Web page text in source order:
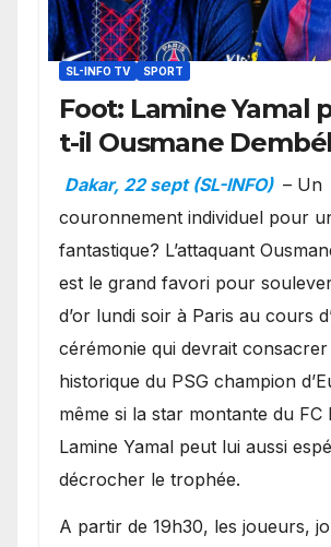
SL-INFO TV SPORT
Foot: Lamine Yamal
t-il Ousmane
Ballon d’or ?
Dakar, 22 sept (SL-INFO) – Un
couronnement individuel pour
fantastique? L’attaquant
est le grand favori pour
d’or lundi soir à Paris au cours
cérémonie qui devrait consacrer
historique du PSG champion
même si la star montante du FC
Lamine Yamal peut lui aussi
décrocher le trophée.
A partir de 19h30, les joueurs,